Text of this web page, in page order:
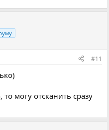
#11
то могу отсканить сразу